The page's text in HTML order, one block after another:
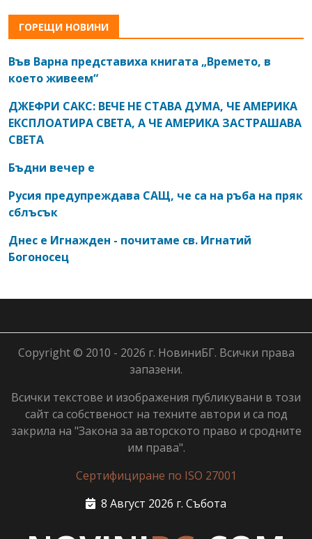
ГОРЕЩИ НОВИНИ
Във Варна представиха книгата „Времето, в
което живеем“
ДЖЕФРИ САКС: ВЕЧЕ НЕ СТАВА ДУМА, ЧЕ АМЕРИКА
ЕКСПЛОАТИРА СВЕТА, А ЧЕ АМЕРИКА ЗАСТРАШАВА
СВЕТА
Бъдни вечер е
Русия предупреждава САЩ, че са на ръба на пряк
сблъсък
Днес е Игнажден - почитаме св. Игнатий
Богоносец
Copyright © 2010 - 2026 г. НовиниБГ. Всички права
запазени.
Всички текстове и изображения публикувани в този
сайт са собственост на техните автори и са под
закрила на "Закона за авторското право и сродните
им права".
Сертифициране по ISO 27001
8 Август 2026 г. Събота